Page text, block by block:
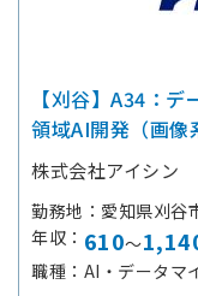
【刈谷】A34：
領域AI開発（画像
株式会社アイシン
勤務地
愛知県刈谷
年収
610～
職種
AI・データマ